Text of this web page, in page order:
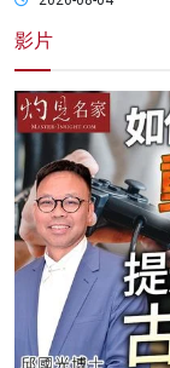
影片